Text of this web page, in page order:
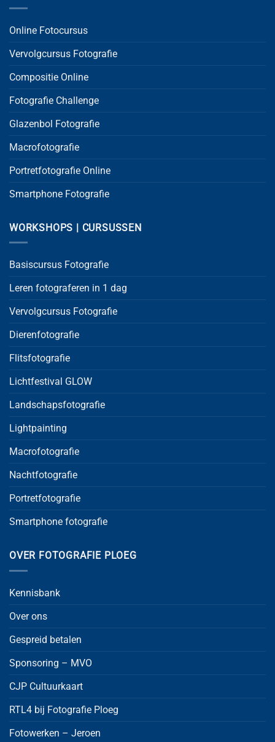
Online Fotocursus
Vervolgcursus Fotografie
Compositie Online
Fotografie Challenge
Glazenbol Fotografie
Macrofotografie
Portretfotografie Online
Smartphone Fotografie
WORKSHOPS | CURSUSSEN
Basiscursus Fotografie
Leren fotograferen in 1 dag
Vervolgcursus Fotografie
Dierenfotografie
Flitsfotografie
Lichtfestival GLOW
Landschapsfotografie
Lightpainting
Macrofotografie
Nachtfotografie
Portretfotografie
Smartphone fotografie
OVER FOTOGRAFIE PLOEG
Kennisbank
Over ons
Gespreid betalen
Sponsoring – MVO
CJP Cultuurkaart
RTL4 bij Fotografie Ploeg
Fotowerken – Jeroen